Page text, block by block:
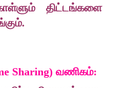
திட்டங்களை
Sharing) வணிகம்: